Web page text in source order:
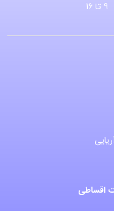
9 تا 16
اقساطی